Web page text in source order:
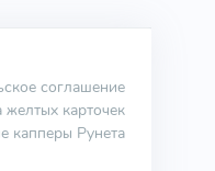
соглашение
желтых карточек
капперы Рунета